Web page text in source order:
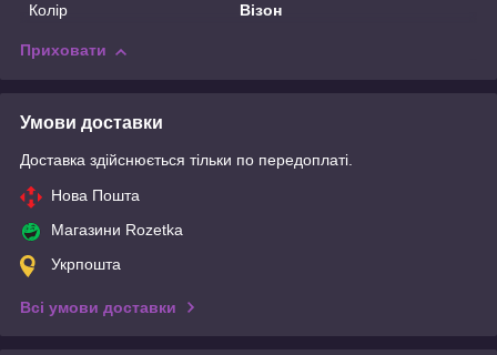
Колір
Візон
Приховати
Умови доставки
Доставка здійснюється тільки по передоплаті.
Нова Пошта
Магазини Rozetka
Укрпошта
Всі умови доставки